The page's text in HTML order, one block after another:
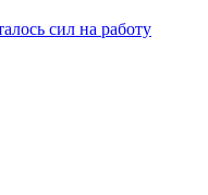
сил на работу